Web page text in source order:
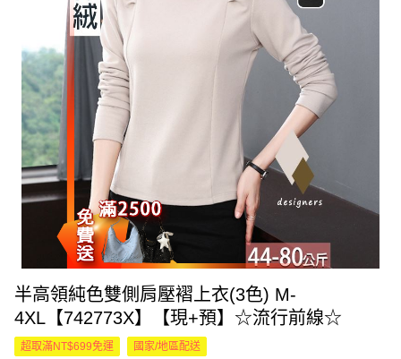
半高領純色雙側肩壓褶上衣(3色) M-
4XL【742773X】【現+預】☆流行前線☆
超取滿NT$699免運 國家/地區配送